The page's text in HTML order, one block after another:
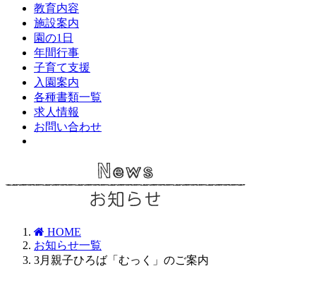
教育内容
施設案内
園の1日
年間行事
子育て支援
入園案内
各種書類一覧
求人情報
お問い合わせ
HOME
お知らせ一覧
3月親子ひろば「むっく」のご案内